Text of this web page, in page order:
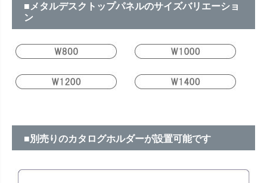
■メタルデスクトップパネルのサイズバリエーショ
ン
■別売りのカタログホルダーが設置可能です